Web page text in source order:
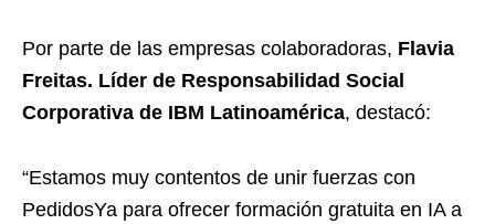
Por parte de las empresas colaboradoras, Flavia
Freitas. Líder de Responsabilidad Social
Corporativa de IBM Latinoamérica, destacó:
“Estamos muy contentos de unir fuerzas con
PedidosYa para ofrecer formación gratuita en IA a